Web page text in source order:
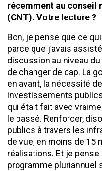
récemment au conseil
(CNT). Votre lecture ?
Bon, je pense que ce
parce que j’avais
discussion au niveau du
de changer de cap. La
en avant, la nécessité
investissements
qui était fait avec
le passé. Renforcer,
publics à travers les
de vue, en moins de 15
réalisations. Et je pense
programme pluriannuel